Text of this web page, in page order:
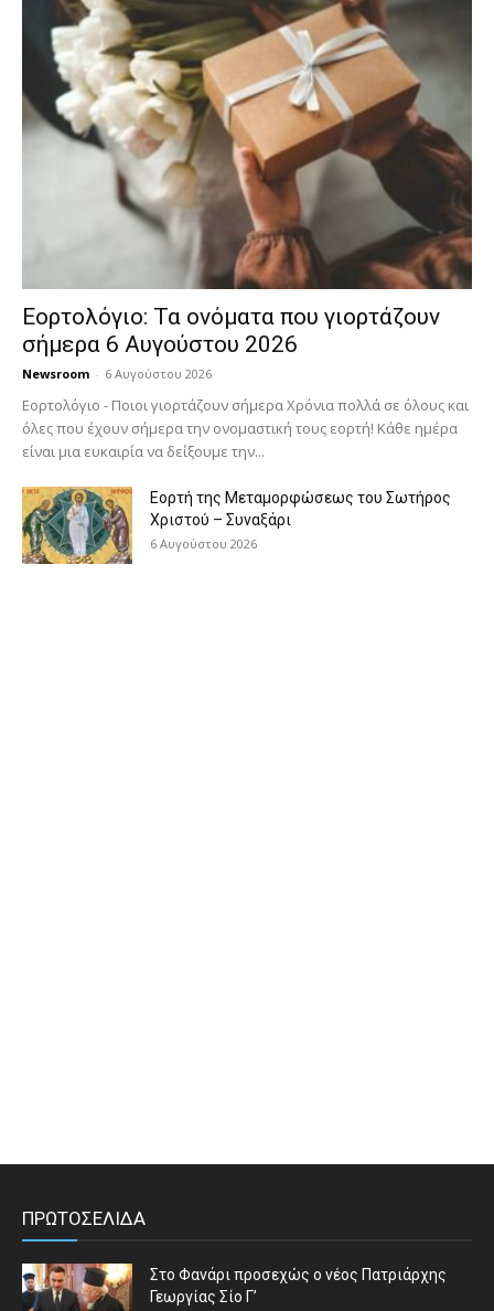
Εορτολόγιο: Τα ονόματα που γιορτάζουν
σήμερα 6 Αυγούστου 2026
Newsroom - 6 Αυγούστου 2026
Εορτολόγιο - Ποιοι γιορτάζουν σήμερα Χρόνια πολλά σε όλους και
όλες που έχουν σήμερα την ονομαστική τους εορτή! Κάθε ημέρα
είναι μια ευκαιρία να δείξουμε την...
Εορτή της Μεταμορφώσεως του Σωτήρος
Χριστού – Συναξάρι
6 Αυγούστου 2026
ΠΡΩΤΟΣΕΛΙΔΑ
Στο Φανάρι προσεχώς ο νέος Πατριάρχης
Γεωργίας Σίο Γ’